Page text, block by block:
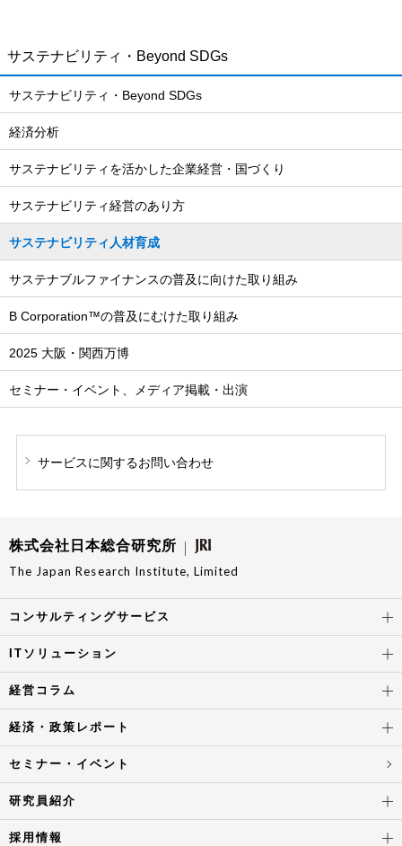
サステナビリティ・Beyond SDGs
サステナビリティ・Beyond SDGs
経済分析
サステナビリティを活かした企業経営・国づくり
サステナビリティ経営のあり方
サステナビリティ人材育成
サステナブルファイナンスの普及に向けた取り組み
B Corporation™の普及にむけた取り組み
2025 大阪・関西万博
セミナー・イベント、メディア掲載・出演
サービスに関するお問い合わせ
株式会社日本総合研究所
The Japan Research Institute, Limited
コンサルティングサービス
ITソリューション
経営コラム
経済・政策レポート
セミナー・イベント
研究員紹介
採用情報